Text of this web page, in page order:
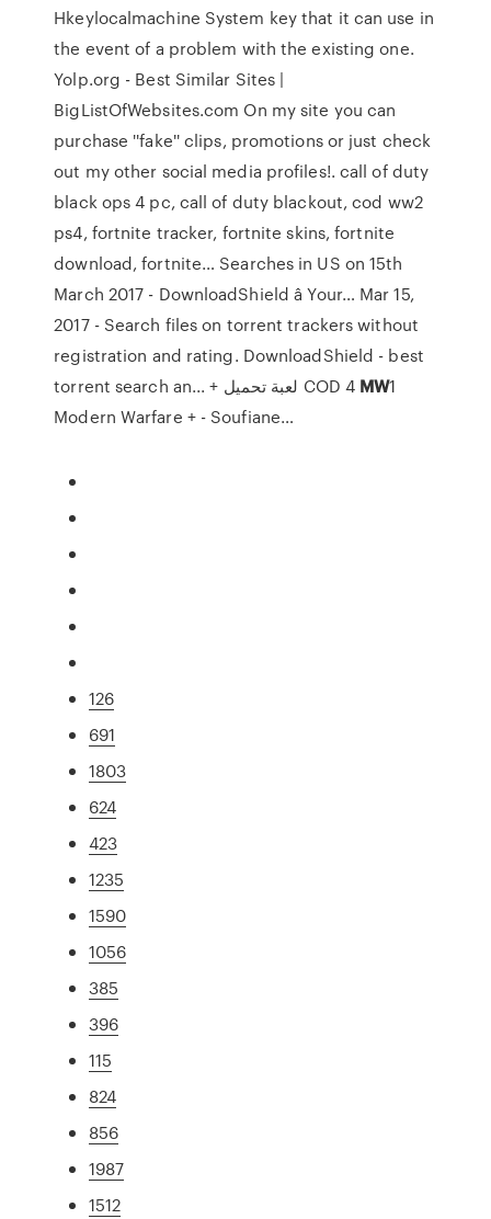
Hkeylocalmachine System key that it can use in
the event of a problem with the existing one.
Yolp.org - Best Similar Sites |
BigListOfWebsites.com On my site you can
purchase ''fake'' clips, promotions or just check
out my other social media profiles!. call of duty
black ops 4 pc, call of duty blackout, cod ww2
ps4, fortnite tracker, fortnite skins, fortnite
download, fortnite… Searches in US on 15th
March 2017 - DownloadShield â Your… Mar 15,
2017 - Search files on torrent trackers without
registration and rating. DownloadShield - best
torrent search an...
+ لعبة تحميل COD 4 MW1
Modern Warfare + - Soufiane…
126
691
1803
624
423
1235
1590
1056
385
396
115
824
856
1987
1512